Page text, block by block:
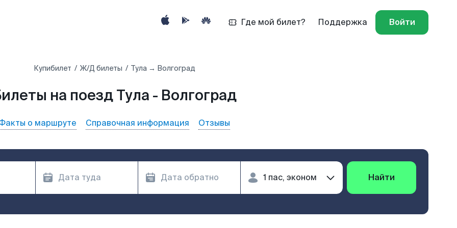
Где мой билет? Поддержка Войти
Купибилет Ж/Д билеты Тула → Волгоград
на поезд Тула - Волгоград
о маршруте Справочная информация Отзывы
Найти